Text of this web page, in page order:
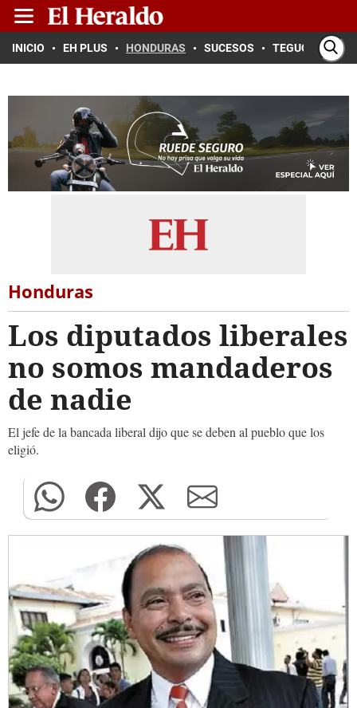
INICIO EH PLUS HONDURAS SUCESOS TEGUCIGALPA
Honduras
Los diputados liberales
no somos mandaderos
de nadie
El jefe de la bancada liberal dijo que se deben al pueblo que los
eligió.